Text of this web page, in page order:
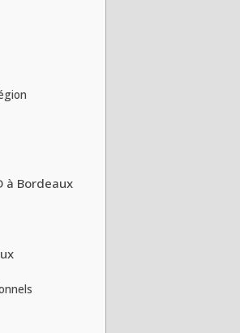
à Bordeaux